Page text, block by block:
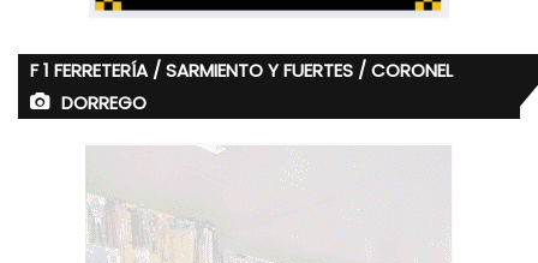
F 1 FERRETERÍA / SARMIENTO Y FUERTES / CORONEL
DORREGO